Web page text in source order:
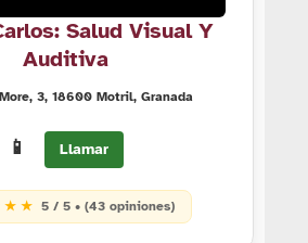
Salud Visual Y
Auditiva
3, 18600 Motril, Granada
📱 Llamar
★ ★ 5 / 5 • (43 opiniones)